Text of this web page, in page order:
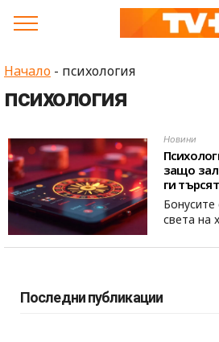
Начало - психология
психология
Новини
защо
ги търсят
света на
Последни публикации